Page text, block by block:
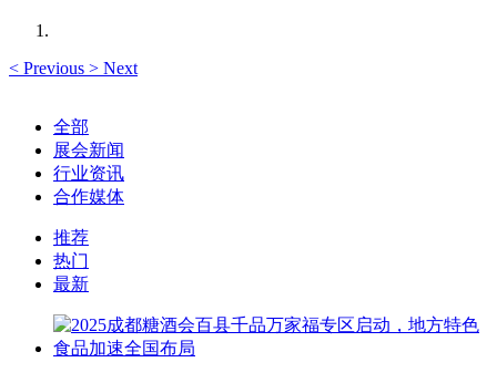
< Previous > Next
全部
展会新闻
行业资讯
合作媒体
推荐
热门
最新